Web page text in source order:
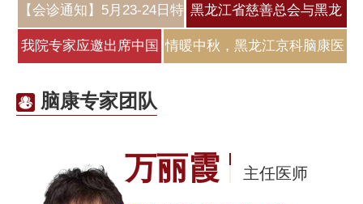
北 月2日特邀北
【会诊通知】5月23-24日特
邀原北
黑龙江省慈善总会与黑龙
江京科脑
我院专家应邀出席中国 情暖中秋，黑龙江京科脑康医
脑康专家团队
万丽霞 主任医师